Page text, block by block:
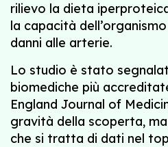
rilievo la dieta
la capacità
danni alle arterie.
Lo studio è stato
biomediche più
England Journal of
gravità della scoperta,
che si tratta di dati nel